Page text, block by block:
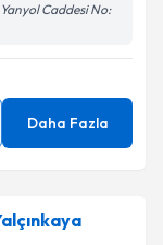
Caddesi No:
Daha Fazla